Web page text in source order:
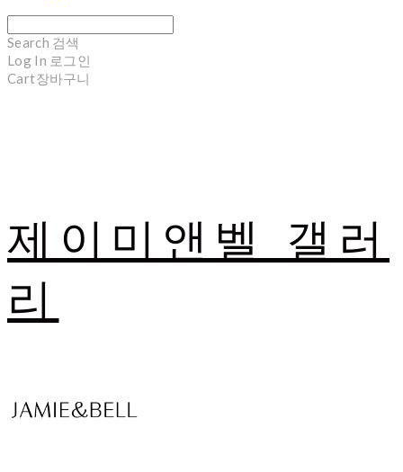
Search 검색
Log In 로그인
Cart장바구니
제이미앤벨 갤러
리